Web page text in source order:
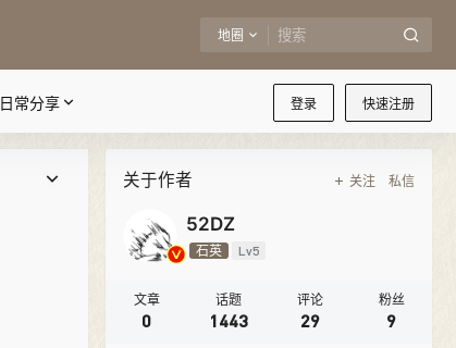
地圈
登录 快速注册
日常分享
关于作者 关注 私信
52DZ
石英 Lv5
文章
0
话题
1443
评论
29
粉丝
9